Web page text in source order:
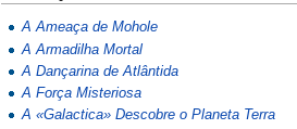
A Ameaça de Mohole
A Armadilha Mortal
A Dançarina de Atlântida
A Força Misteriosa
A «Galactica» Descobre o Planeta Terra